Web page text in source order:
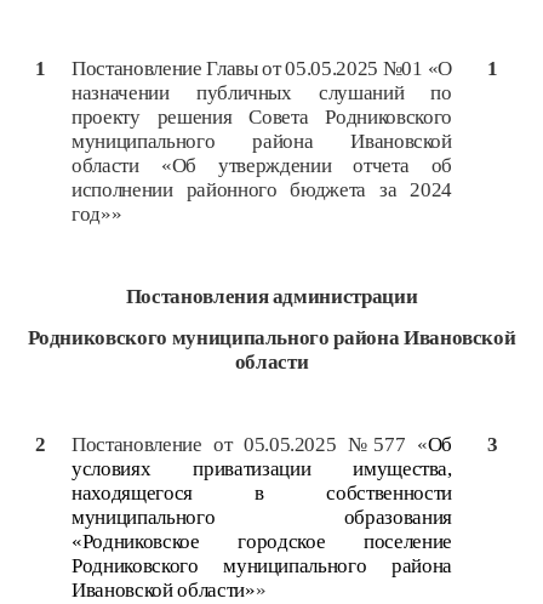
1
Постановление Главы от 05.05.2025 №01 «О
назначении публичных слушаний по
проекту решения Совета Родниковского
муниципального района Ивановской
области «Об утверждении отчета об
исполнении районного бюджета за 2024
год»»
1
Постановления администрации
Родниковского муниципального района Ивановской
области
2 Постановление от 05.05.2025 №577 «Об
условиях приватизации имущества,
находящегося в собственности
муниципального образования
«Родниковское городское поселение
Родниковского муниципального района
Ивановской области»»
3